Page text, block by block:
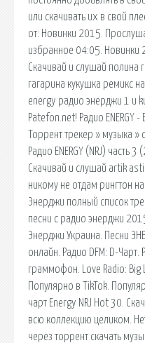
или скачивать их в свой
от: Новинки 2015.
избранное 04:05. Новинки
Скачивай и слушай полина
гагарина кукушка ремикс
energy радио энерджи 1 и
Patefon.net! Радио ENERGY
Торрент трекер » музыка »
Радио ENERGY (NRJ) часть
Скачивай и слушай artik
никому не отдам рингтон
Энерджи полный список
песни с радио энерджи
Энерджи Украина. Песни
онлайн. Радио DFM: D-Чарт.
граммофон. Love Radio: Big
Популярно в TikTok.
чарт Energy NRJ Hot 30.
всю коллекцию целиком.
через торрент скачать